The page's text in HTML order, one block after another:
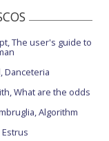
The user's guide to
Danceteria
What are the odds
Algorithm
Estrus